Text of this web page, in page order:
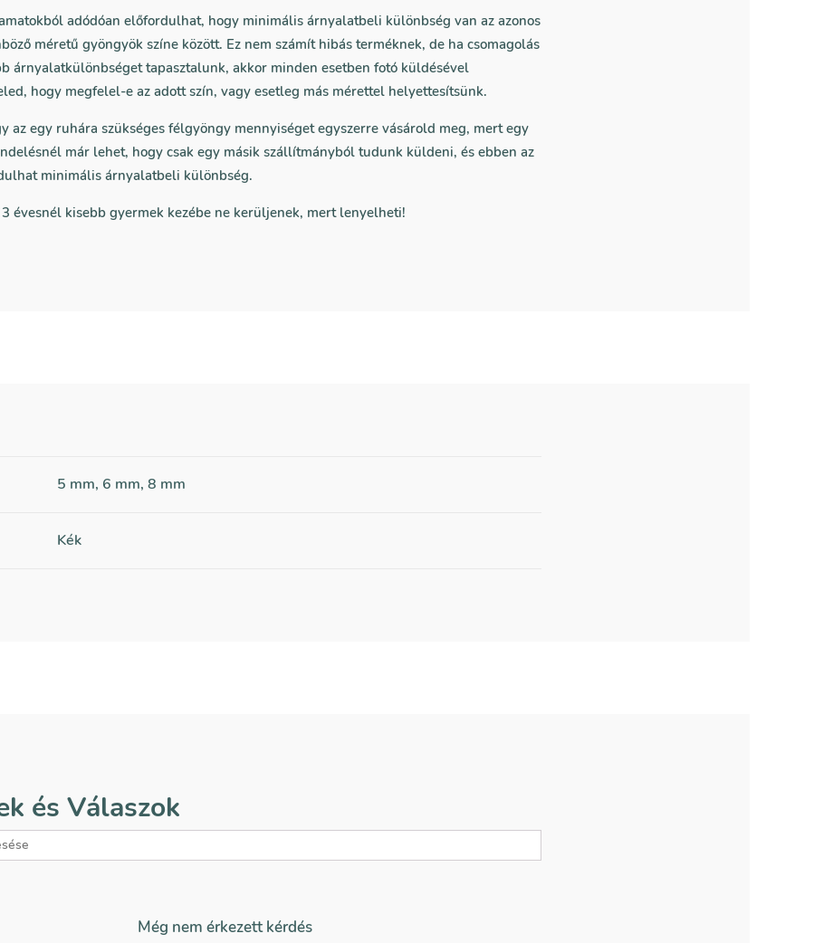
adódóan előfordulhat, hogy minimális árnyalatbeli különbség van az azonos
méretű gyöngyök színe között. Ez nem számít hibás terméknek, de ha csomagolás
árnyalatkülönbséget tapasztalunk, akkor minden esetben fotó küldésével
hogy megfelel-e az adott szín, vagy esetleg más mérettel helyettesítsünk.
az egy ruhára szükséges félgyöngy mennyiséget egyszerre vásárold meg, mert egy
már lehet, hogy csak egy másik szállítmányból tudunk küldeni, és ebben az
minimális árnyalatbeli különbség.
évesnél kisebb gyermek kezébe ne kerüljenek, mert lenyelheti!
5 mm, 6 mm, 8 mm
Kék
és Válaszok
Még nem érkezett kérdés